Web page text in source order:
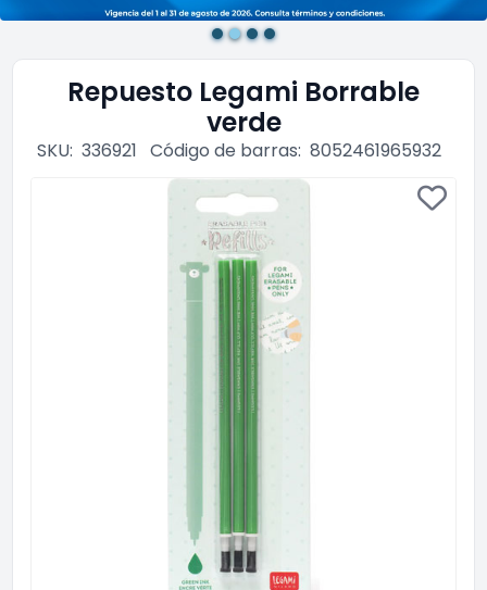
Repuesto Legami Borrable
verde
SKU: 336921 Código de barras: 8052461965932